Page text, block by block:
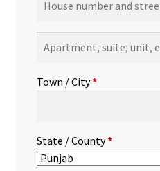
suite,
etc.(optional)
Town / City*
State / County*